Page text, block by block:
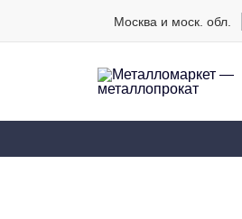
Москва и моск. обл.